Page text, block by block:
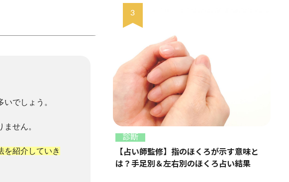
でしょう。
せん。
を紹介していき
診断
【占い師監修】指のほくろが示す意味と
は？手足別＆左右別のほくろ占い結果